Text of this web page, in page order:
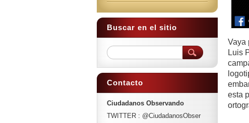
Vaya
Luis
esta
Buscar en el sitio
Contacto
Ciudadanos Observando
TWITTER : @CiudadanosObser